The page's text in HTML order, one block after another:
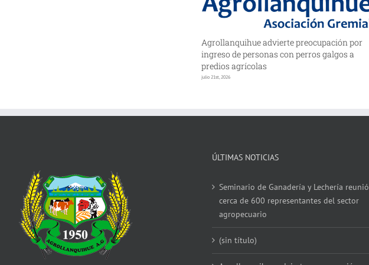
Agrollanquihue advierte preocupación por
ingreso de personas con perros galgos a
predios agrícolas
julio 21st, 2026
ÚLTIMAS NOTICIAS
Seminario de Ganadería y Lechería reunió
cerca de 600 representantes del sector
agropecuario
(sin título)